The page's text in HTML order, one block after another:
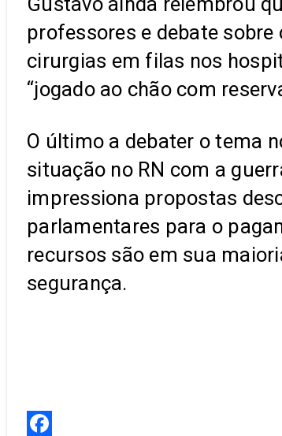
professores e debate
cirurgias em filas nos
“jogado ao chão com
O último a debater o tema
situação no RN com a
impressiona propostas
parlamentares para o
recursos são em sua
segurança.